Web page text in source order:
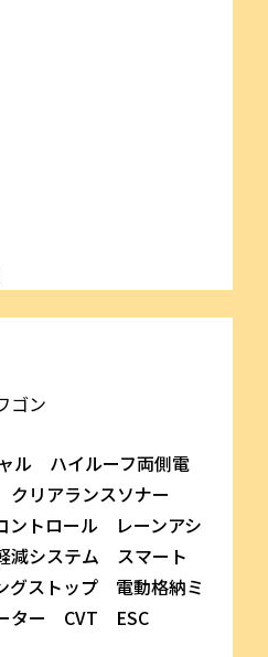
ゴン
ル ハイルーフ両側電
リアランスソナー
ントロール レーンアシ
減システム スマート
ストップ 電動格納ミ
ター CVT ESC